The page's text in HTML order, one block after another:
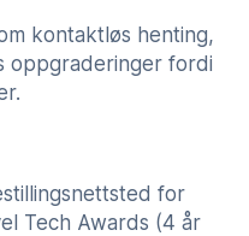
kontaktløs henting,
oppgraderinger fordi
for
Tech Awards (4 år